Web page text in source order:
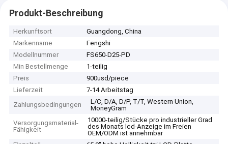
Produkt-Beschreibung
Herkunftsort
Guangdong, China
Markenname
Fengshi
Modellnummer
FS650-D25-PD
Min Bestellmenge
1-teilig
Preis
900usd/piece
Lieferzeit
7-14 Arbeitstag
Zahlungsbedingungen
L/C, D/A, D/P, T/T, Western Union,
MoneyGram
Versorgungsmaterial-
Fähigkeit
10000-teilig/Stücke pro industrieller Grad
des Monats lcd-Anzeige im Freien
OEM/ODM ist annehmbar